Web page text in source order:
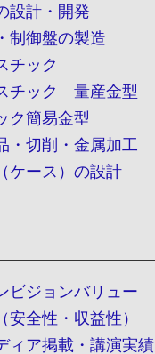
設計・開発
制御盤の製造
チック
チック 量産金型
ク簡易金型
・切削・金属加工
ケース）の設計
ビジョンバリュー
安全性・収益性）
ィア掲載・講演実績